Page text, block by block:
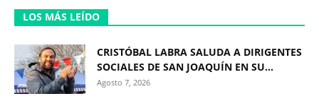
LOS MÁS LEÍDO
CRISTÓBAL LABRA SALUDA A DIRIGENTES
SOCIALES DE SAN JOAQUÍN EN SU...
Agosto 7, 2026